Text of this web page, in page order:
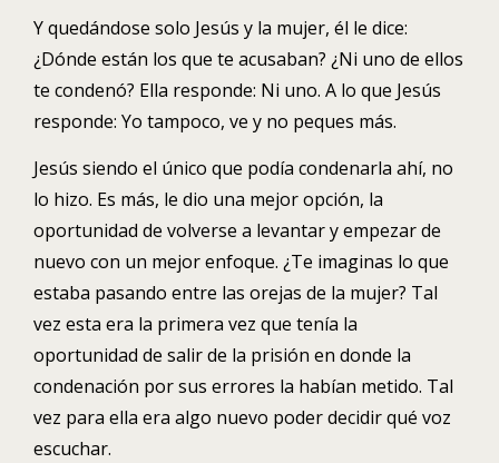
Y quedándose solo Jesús y la mujer, él le dice:
¿Dónde están los que te acusaban? ¿Ni uno de ellos
te condenó? Ella responde: Ni uno. A lo que Jesús
responde: Yo tampoco, ve y no peques más.
Jesús siendo el único que podía condenarla ahí, no
lo hizo. Es más, le dio una mejor opción, la
oportunidad de volverse a levantar y empezar de
nuevo con un mejor enfoque. ¿Te imaginas lo que
estaba pasando entre las orejas de la mujer? Tal
vez esta era la primera vez que tenía la
oportunidad de salir de la prisión en donde la
condenación por sus errores la habían metido. Tal
vez para ella era algo nuevo poder decidir qué voz
escuchar.